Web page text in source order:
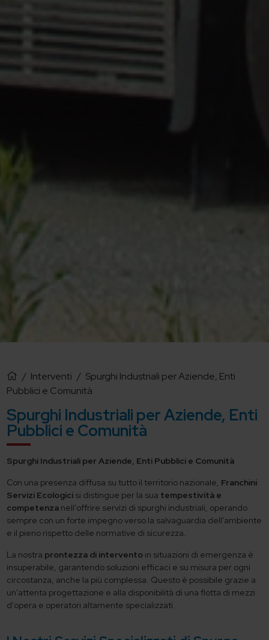
/ Interventi / Spurghi Industriali per Aziende, Enti
Pubblici e Comunità
Spurghi Industriali per Aziende, Enti
Pubblici e Comunità
Spurghi Industriali per Aziende, Enti Pubblici e Comunità
Con una presenza diffusa su tutto il territorio nazionale, Franchini
Servizi Ecologici si distingue per la sua tempestività e
competenza nell'offrire servizi di spurghi industriali, operando
sempre con un forte impegno verso la salvaguardia dell'ambiente
e il pieno rispetto delle normative di sicurezza.
La nostra prontezza di intervento in situazioni di emergenza è
insuperabile, garantendo soluzioni efficaci e su misura per ogni
circostanza, anche la più complessa. Questo è possibile grazie a
un'attenta progettazione e alla disponibilità di una flotta di mezzi
d'opera e operatori altamente specializzati.